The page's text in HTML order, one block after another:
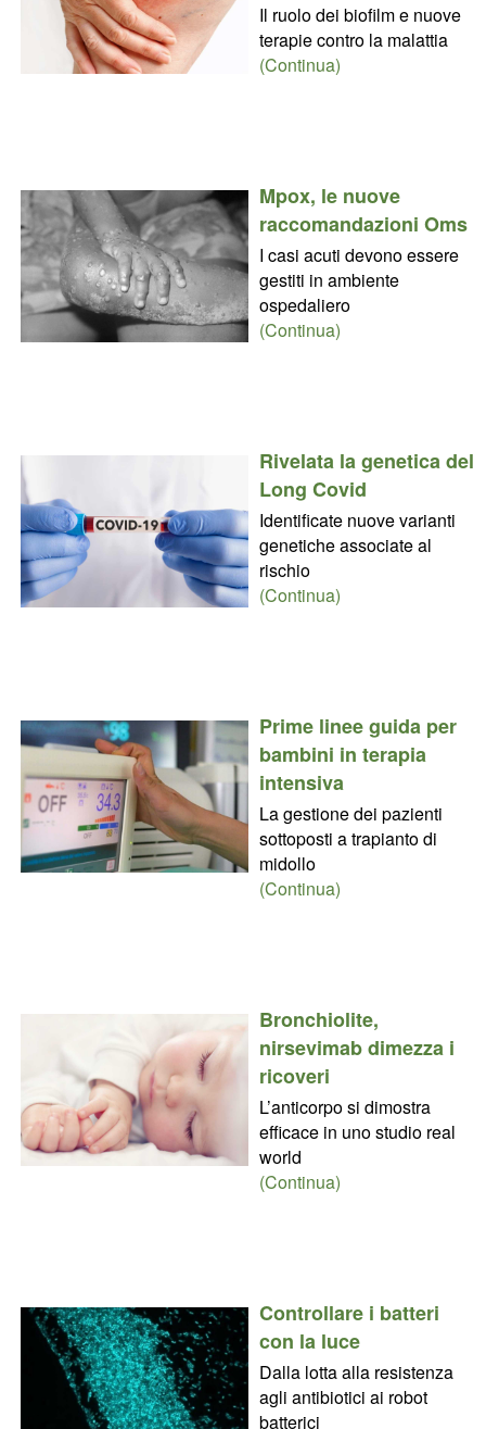
Il ruolo dei biofilm e nuove
terapie contro la malattia
(Continua)
Mpox, le nuove
raccomandazioni Oms
I casi acuti devono essere
gestiti in ambiente
ospedaliero
(Continua)
Rivelata la genetica del
Long Covid
Identificate nuove varianti
genetiche associate al
rischio
(Continua)
Prime linee guida per
bambini in terapia
intensiva
La gestione dei pazienti
sottoposti a trapianto di
midollo
(Continua)
Bronchiolite,
nirsevimab dimezza i
ricoveri
L’anticorpo si dimostra
efficace in uno studio real
world
(Continua)
Controllare i batteri
con la luce
Dalla lotta alla resistenza
agli antibiotici ai robot
batterici